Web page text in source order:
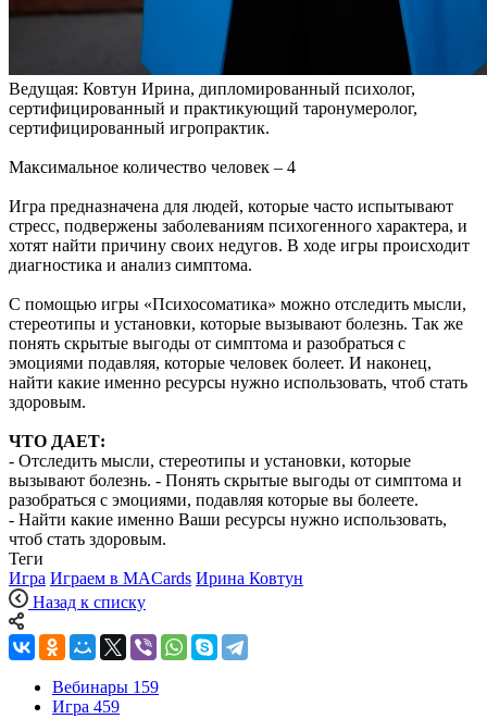
Ведущая: Ковтун Ирина, дипломированный психолог,
сертифицированный и практикующий таронумеролог,
сертифицированный игропрактик.
Максимальное количество человек – 4
Игра предназначена для людей, которые часто испытывают
стресс, подвержены заболеваниям психогенного характера, и
хотят найти причину своих недугов. В ходе игры происходит
диагностика и анализ симптома.
С помощью игры «Психосоматика» можно отследить мысли,
стереотипы и установки, которые вызывают болезнь. Так же
понять скрытые выгоды от симптома и разобраться с
эмоциями подавляя, которые человек болеет. И наконец,
найти какие именно ресурсы нужно использовать, чтоб стать
здоровым.
ЧТО ДАЕТ:
- Отследить мысли, стереотипы и установки, которые
вызывают болезнь. - Понять скрытые выгоды от симптома и
разобраться с эмоциями, подавляя которые вы болеете.
- Найти какие именно Ваши ресурсы нужно использовать,
чтоб стать здоровым.
Теги
Игра Играем в MACards Ирина Ковтун
Назад к списку
Вебинары 159
Игра 459